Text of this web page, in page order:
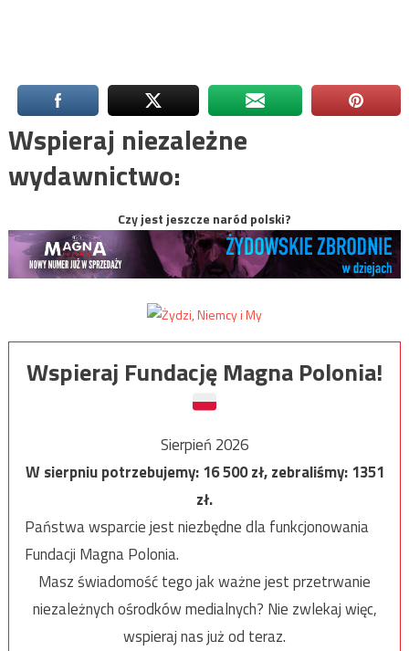
Wspieraj niezależne
wydawnictwo:
Czy jest jeszcze naród polski?
Wspieraj Fundację Magna Polonia!
Sierpień 2026
W sierpniu potrzebujemy:16 500zł, zebraliśmy:1351
zł.
Państwa wsparcie jest niezbędne dla funkcjonowania
Fundacji Magna Polonia.
Masz świadomość tego jak ważne jest przetrwanie
niezależnych ośrodków medialnych? Nie zwlekaj więc,
wspieraj nas już od teraz.